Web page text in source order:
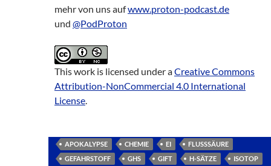
mehr von uns aufwww.proton-podcast.de
und @PodProton
This work is licensed under aCreative Commons
Attribution-NonCommercial 4.0 International
License.
APOKALYPSE CHEMIE EI
FLUSSSÄURE
GEFAHRSTOFF
GHS GIFT H-SÄTZE
ISOTOP